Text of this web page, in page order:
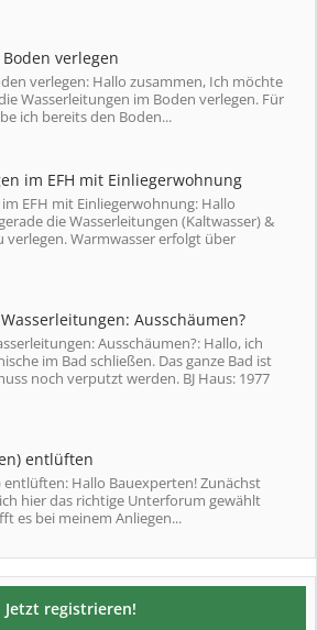
verlegen
verlegen: Hallo zusammen, Ich möchte
Wasserleitungen im Boden verlegen. Für
ich bereits den Boden...
im EFH mit Einliegerwohnung
EFH mit Einliegerwohnung: Hallo
die Wasserleitungen (Kaltwasser) &
verlegen. Warmwasser erfolgt über
Ausschäumen?
Ausschäumen?: Hallo, ich
im Bad schließen. Das ganze Bad ist
noch verputzt werden. BJ Haus: 1977
entlüften
entlüften: Hallo Bauexperten! Zunächst
hier das richtige Unterforum gewählt
es bei meinem Anliegen...
Jetzt registrieren!